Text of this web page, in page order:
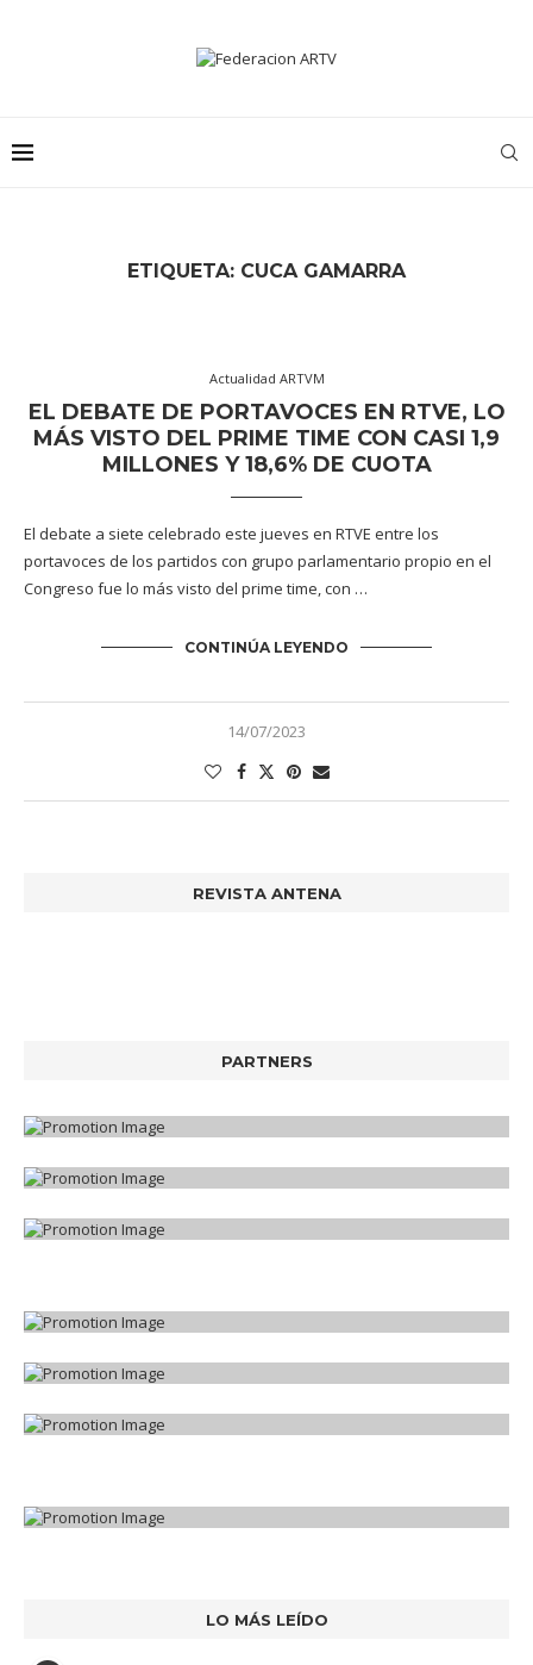
ETIQUETA: CUCA GAMARRA
Actualidad ARTVM
EL DEBATE DE PORTAVOCES EN RTVE, LO
MÁS VISTO DEL PRIME TIME CON CASI 1,9
MILLONES Y 18,6% DE CUOTA
El debate a siete celebrado este jueves en RTVE entre los
portavoces de los partidos con grupo parlamentario propio en el
Congreso fue lo más visto del prime time, con …
CONTINÚA LEYENDO
14/07/2023
REVISTA ANTENA
PARTNERS
LO MÁS LEÍDO